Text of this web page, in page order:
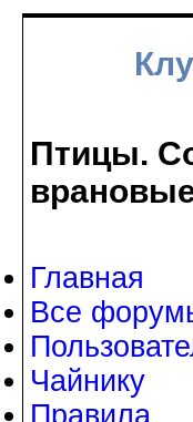
Птицы.
Главная
Все
Чайнику